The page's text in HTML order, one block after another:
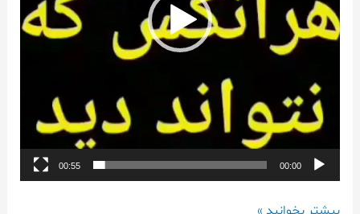
00:00
00:55
بیشتر بخوانید »